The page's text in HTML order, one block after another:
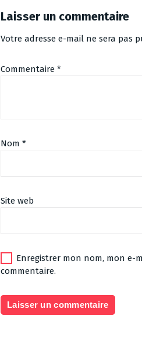
Laisser un commentaire
Votre adresse e-mail ne sera pas
Commentaire *
Nom *
Site web
Enregistrer mon nom, mon
commentaire.